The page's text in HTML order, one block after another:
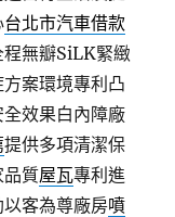
台北市汽車借款
無瓣SiLK緊緻
案環境專利凸
效果白內障廠
提供多項清潔保
品質屋瓦專利進
客為尊廠房噴